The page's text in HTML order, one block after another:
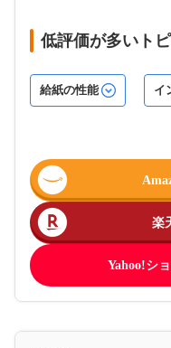
低評価が多いト
給紙の性能 イ
楽
Yahoo!シ